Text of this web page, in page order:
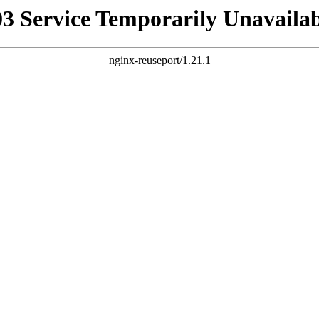
Service Temporarily
nginx-reuseport/1.21.1